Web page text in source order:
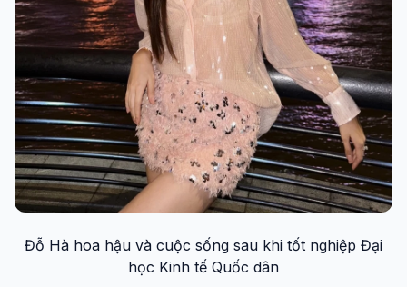
Đỗ Hà hoa hậu và cuộc sống sau khi tốt nghiệp Đại
học Kinh tế Quốc dân